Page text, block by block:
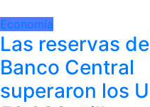
Economía
Las reservas
Banco Central
superaron los